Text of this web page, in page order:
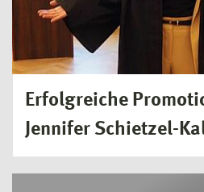
Erfolgreiche
Jennifer Schietzel-